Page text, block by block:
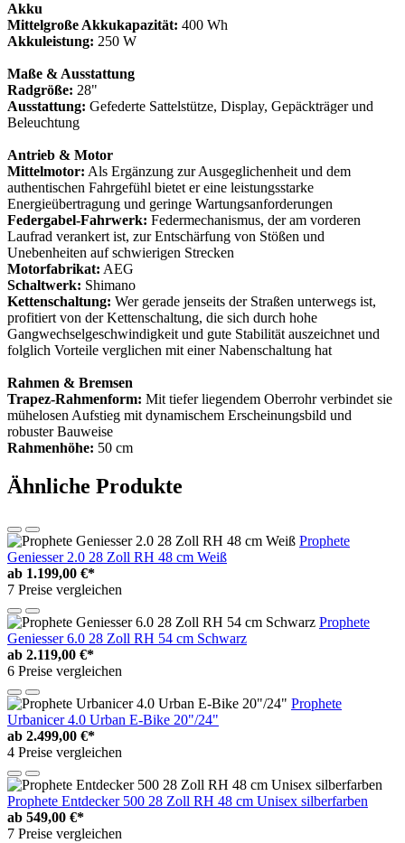
Akku
Mittelgroße Akkukapazität: 400 Wh
Akkuleistung: 250 W
Maße & Ausstattung
Radgröße: 28"
Ausstattung: Gefederte Sattelstütze, Display, Gepäckträger und
Beleuchtung
Antrieb & Motor
Mittelmotor: Als Ergänzung zur Ausgeglichenheit und dem
authentischen Fahrgefühl bietet er eine leistungsstarke
Energieübertragung und geringe Wartungsanforderungen
Federgabel-Fahrwerk: Federmechanismus, der am vorderen
Laufrad verankert ist, zur Entschärfung von Stößen und
Unebenheiten auf schwierigen Strecken
Motorfabrikat: AEG
Schaltwerk: Shimano
Kettenschaltung: Wer gerade jenseits der Straßen unterwegs ist,
profitiert von der Kettenschaltung, die sich durch hohe
Gangwechselgeschwindigkeit und gute Stabilität auszeichnet und
folglich Vorteile verglichen mit einer Nabenschaltung hat
Rahmen & Bremsen
Trapez-Rahmenform: Mit tiefer liegendem Oberrohr verbindet sie
mühelosen Aufstieg mit dynamischem Erscheinungsbild und
robuster Bauweise
Rahmenhöhe: 50 cm
Ähnliche Produkte
Prophete
Geniesser 2.0 28 Zoll RH 48 cm Weiß
ab 1.199,00 €*
7 Preise vergleichen
Prophete
Geniesser 6.0 28 Zoll RH 54 cm Schwarz
ab 2.119,00 €*
6 Preise vergleichen
Prophete
Urbanicer 4.0 Urban E-Bike 20"/24"
ab 2.499,00 €*
4 Preise vergleichen
Prophete Entdecker 500 28 Zoll RH 48 cm Unisex silberfarben
ab 549,00 €*
7 Preise vergleichen